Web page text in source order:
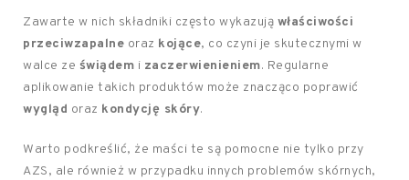
Zawarte w nich składniki często wykazują właściwości
przeciwzapalne oraz kojące, co czyni je skutecznymi w
walce ze świądem i zaczerwienieniem. Regularne
aplikowanie takich produktów może znacząco poprawić
wygląd oraz kondycję skóry.
Warto podkreślić, że maści te są pomocne nie tylko przy
AZS, ale również w przypadku innych problemów skórnych,